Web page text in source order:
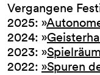
Vergangene
2025: »
2024: »
2023: »
2022: »Spuren